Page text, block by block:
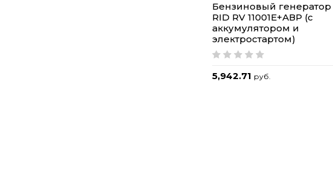
Бензиновый генератор
RID RV 11001E+АВР (с
аккумулятором и
электростартом)
5,942.71 руб.